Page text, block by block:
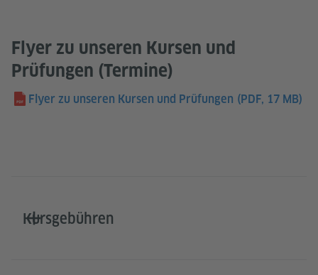
Flyer zu unseren Kursen und
Prüfungen (Termine)
Flyer zu unseren Kursen und Prüfungen (PDF, 17 MB)
Kursgebühren